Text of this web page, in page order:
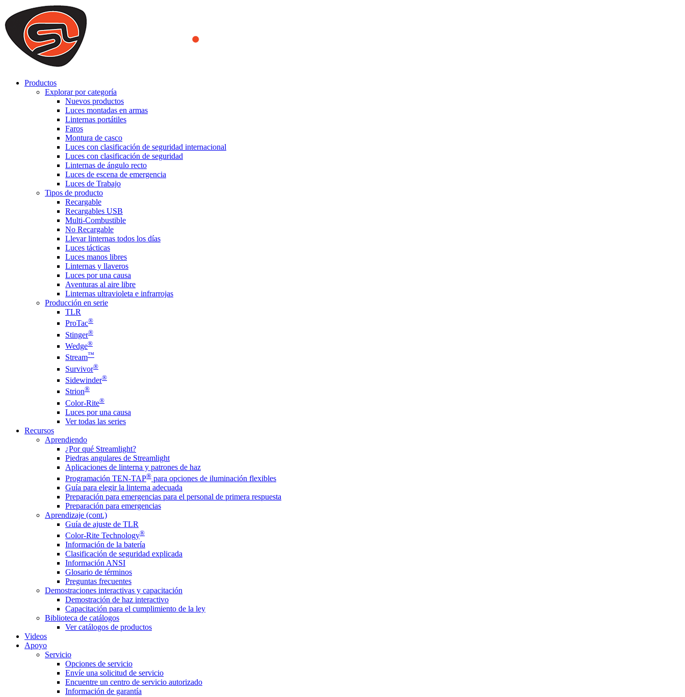
We use cookies to ensure that we provide you the best experience on our website. By continuing to browse this website, you accept that cookies are used to help us analyze how the website is used and to offer
you a better experience. To learn more or to find out how you can disable cookies, you can access our
ACCEPT AND CLOSE
Productos
Explorar por categoría
Nuevos productos
Luces montadas en armas
Linternas portátiles
Faros
Montura de casco
Luces con clasificación de seguridad internacional
Luces con clasificación de seguridad
Linternas de ángulo recto
Luces de escena de emergencia
Luces de Trabajo
Tipos de producto
Recargable
Recargables USB
Multi-Combustible
No Recargable
Llevar linternas todos los días
Luces tácticas
Luces manos libres
Linternas y llaveros
Luces por una causa
Aventuras al aire libre
Linternas ultravioleta e infrarrojas
Producción en serie
TLR
ProTac®
Stinger®
Wedge®
Stream™
Survivor®
Sidewinder®
Strion®
Color-Rite®
Luces por una causa
Ver todas las series
Recursos
Aprendiendo
¿Por qué Streamlight?
Piedras angulares de Streamlight
Aplicaciones de linterna y patrones de haz
Programación TEN-TAP® para opciones de iluminación flexibles
Guía para elegir la linterna adecuada
Preparación para emergencias para el personal de primera respuesta
Preparación para emergencias
Aprendizaje (cont.)
Guía de ajuste de TLR
Color-Rite Technology®
Información de la batería
Clasificación de seguridad explicada
Información ANSI
Glosario de términos
Preguntas frecuentes
Demostraciones interactivas y capacitación
Demostración de haz interactivo
Capacitación para el cumplimiento de la ley
Biblioteca de catálogos
Ver catálogos de productos
Videos
Apoyo
Servicio
Opciones de servicio
Envíe una solicitud de servicio
Encuentre un centro de servicio autorizado
Información de garantía